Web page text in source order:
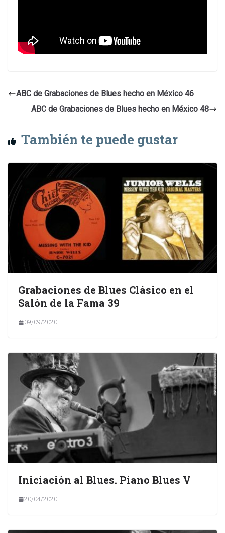
ABC de Grabaciones de Blues hecho en México 46
ABC de Grabaciones de Blues hecho en México 48
También te puede gustar
Grabaciones de Blues Clásico en el
Salón de la Fama 39
09/09/2020
Iniciación al Blues. Piano Blues V
20/04/2020